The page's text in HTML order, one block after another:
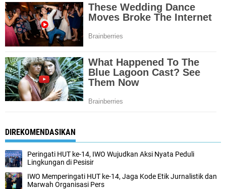
DIREKOMENDASIKAN
Peringati HUT ke-14, IWO Wujudkan Aksi Nyata Peduli
Lingkungan di Pesisir
IWO Memperingati HUT ke-14, Jaga Kode Etik Jurnalistik dan
Marwah Organisasi Pers